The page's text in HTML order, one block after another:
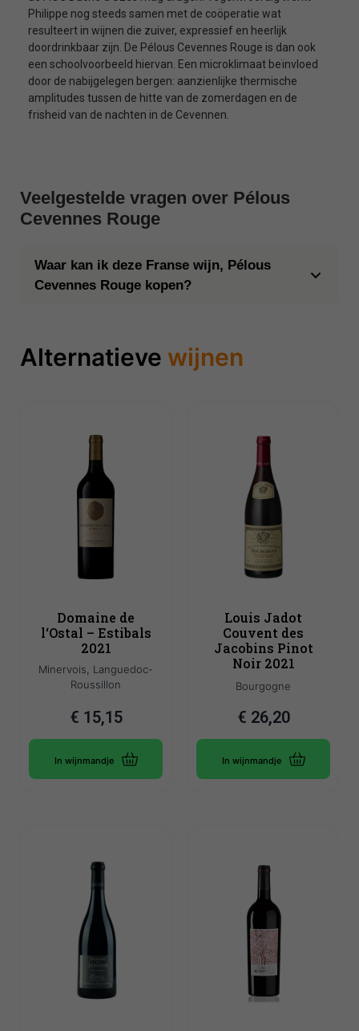
Philippe nog steeds samen met de coöperatie wat
resulteert in wijnen die zuiver, expressief en heerlijk
doordrinkbaar zijn. De Pélous Cevennes Rouge is dan ook
een schoolvoorbeeld hiervan. Een microklimaat beïnvloed
door de nabijgelegen bergen: aanzienlijke thermische
amplitudes tussen de hitte van de zomerdagen en de
frisheid van de nachten in de Cevennen.
Veelgestelde vragen over Pélous
Cevennes Rouge
Waar kan ik deze Franse wijn, Pélous
Cevennes Rouge kopen?
Alternatieve wijnen
Domaine de
l‘Ostal – Estibals
2021
Minervois, Languedoc-
Roussillon
€ 15,15
In wijnmandje
Louis Jadot
Couvent des
Jacobins Pinot
Noir 2021
Bourgogne
€ 26,20
In wijnmandje